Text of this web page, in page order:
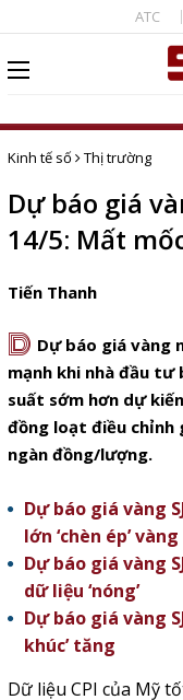
ATC
Kinh tế số Thị trường
Dự báo giá
14/5: Mất
Tiến Thanh
D Dự báo giá vàng
mạnh khi nhà đầu tư
suất sớm hơn dự
đồng loạt điều chỉnh
ngàn đồng/lượng.
Dự báo giá vàng
lớn ‘chèn ép’ vàng
Dự báo giá vàng
dữ liệu ‘nóng’
Dự báo giá vàng
khúc’ tăng
Dữ liệu CPI của Mỹ